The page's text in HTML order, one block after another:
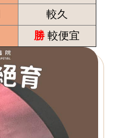
較久
勝 較便宜